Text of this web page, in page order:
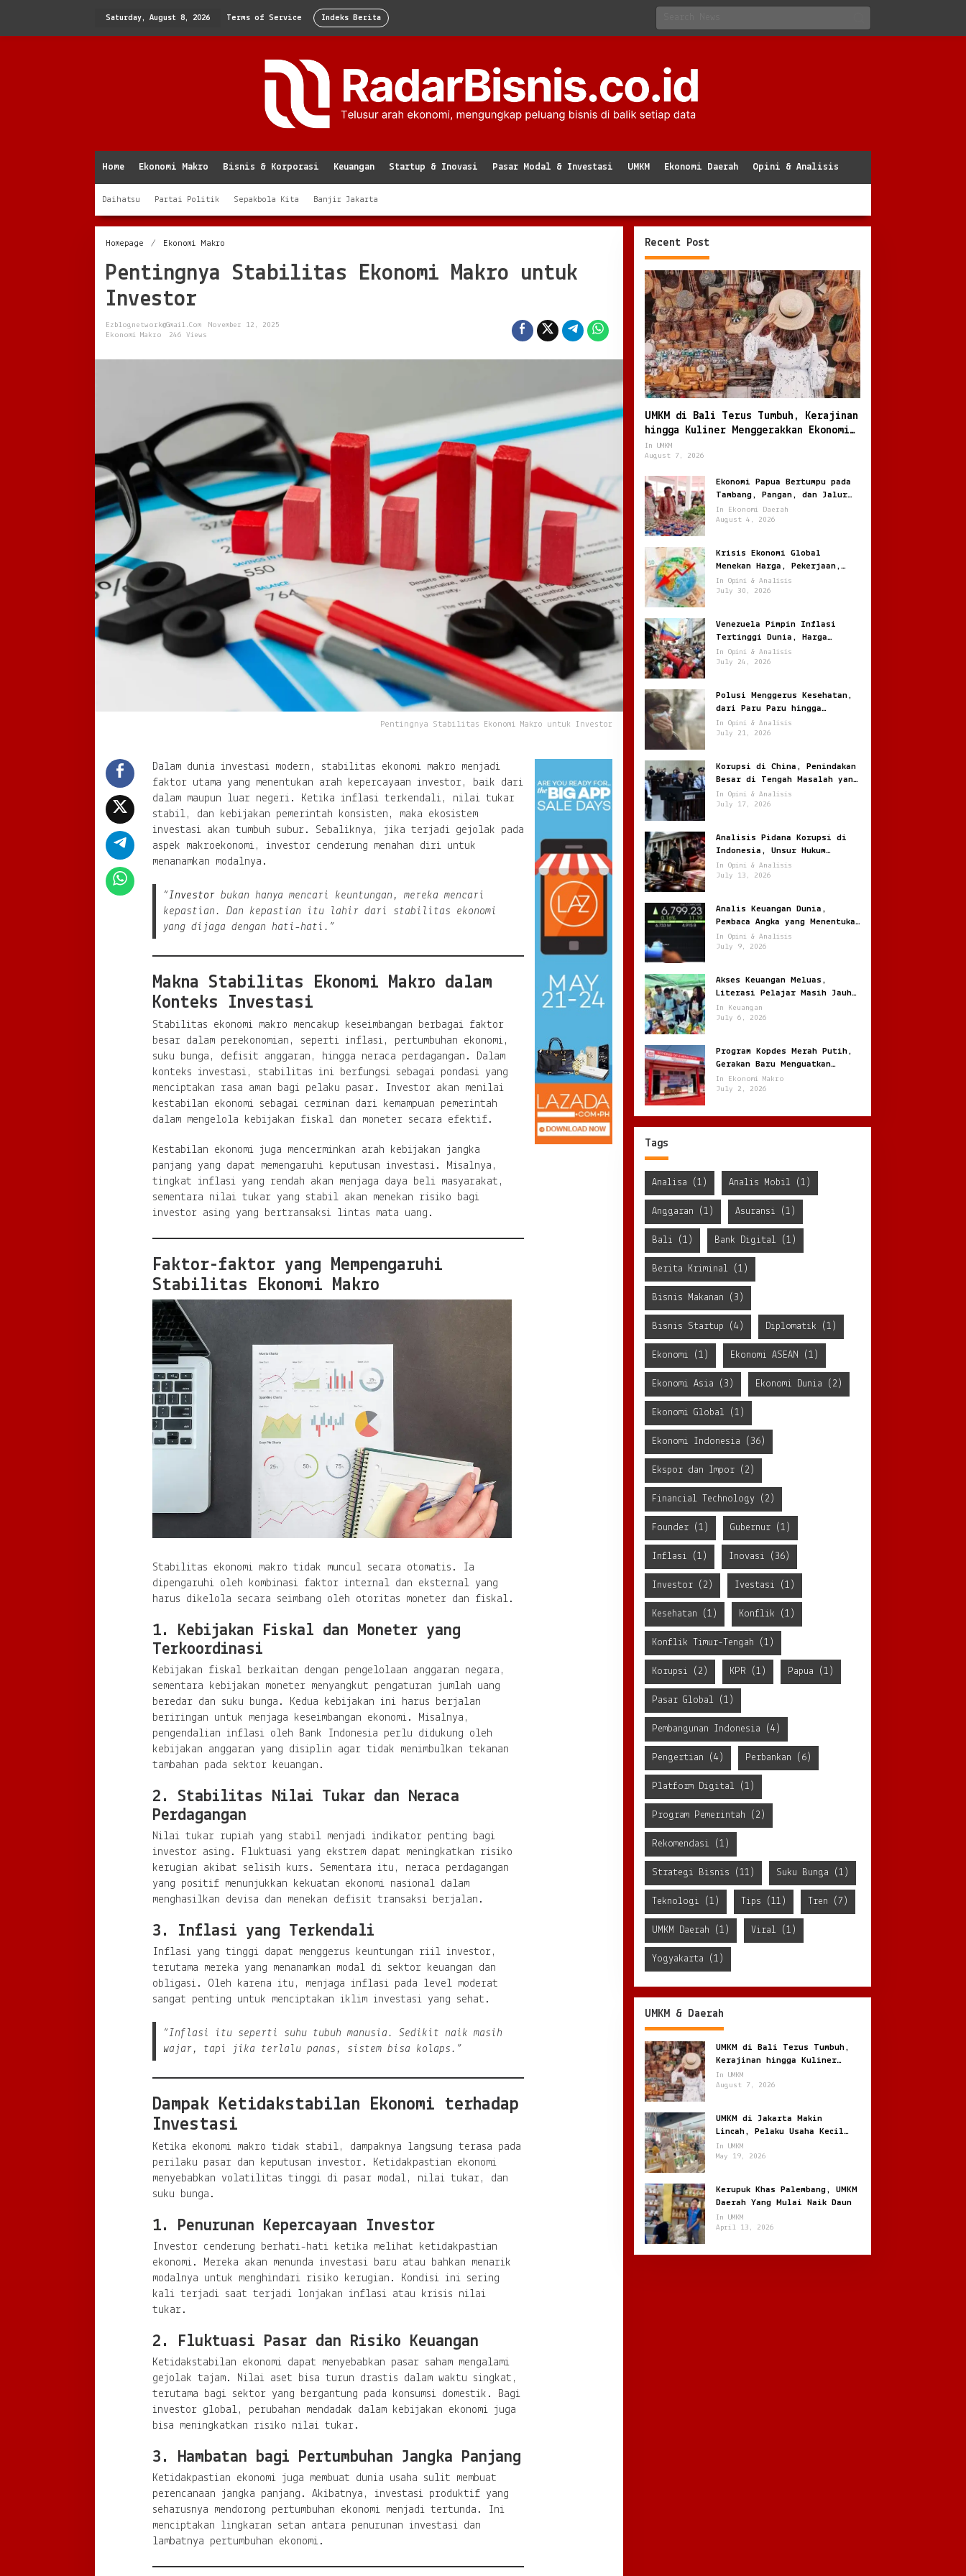
Saturday, August 8, 2026 Terms of Service Indeks Berita
Home Ekonomi Makro Bisnis & Korporasi Keuangan Startup & Inovasi Pasar Modal & Investasi UMKM Ekonomi Daerah Opini & Analisis
Daihatsu Partai Politik Sepakbola Kita Banjir Jakarta
Homepage / Ekonomi Makro
Ekonomi
Makro
Pentingnya Stabilitas Ekonomi Makro untuk
Investor
Ezblognetwork@gmail.com
November 12, 2025
Ekonomi Makro
246 Views
Pentingnya Stabilitas Ekonomi Makro untuk Investor
Dalam dunia investasi modern, stabilitas ekonomi makro menjadi
faktor utama yang menentukan arah kepercayaan investor, baik dari
dalam maupun luar negeri. Ketika inflasi terkendali, nilai tukar
stabil, dan kebijakan pemerintah konsisten, maka ekosistem
investasi akan tumbuh subur. Sebaliknya, jika terjadi gejolak pada
aspek makroekonomi, investor cenderung menahan diri untuk
menanamkan modalnya.
“Investorbukan hanya mencari keuntungan, mereka mencari
kepastian. Dan kepastian itu lahir dari stabilitas ekonomi
yang dijaga dengan hati-hati.”
Makna Stabilitas Ekonomi Makro dalam
Konteks Investasi
Stabilitas ekonomi makro mencakup keseimbangan berbagai faktor
besar dalam perekonomian, seperti inflasi, pertumbuhan ekonomi,
suku bunga, defisit anggaran, hingga neraca perdagangan. Dalam
konteks investasi, stabilitas ini berfungsi sebagai pondasi yang
menciptakan rasa aman bagi pelaku pasar. Investor akan menilai
kestabilan ekonomi sebagai cerminan dari kemampuan pemerintah
dalam mengelola kebijakan fiskal dan moneter secara efektif.
Kestabilan ekonomi juga mencerminkan arah kebijakan jangka
panjang yang dapat memengaruhi keputusan investasi. Misalnya,
tingkat inflasi yang rendah akan menjaga daya beli masyarakat,
sementara nilai tukar yang stabil akan menekan risiko bagi
investor asing yang bertransaksi lintas mata uang.
Faktor-faktor yang Mempengaruhi
Stabilitas Ekonomi Makro
Stabilitas ekonomi makro tidak muncul secara otomatis. Ia
dipengaruhi oleh kombinasi faktor internal dan eksternal yang
harus dikelola secara seimbang oleh otoritas moneter dan fiskal.
1. Kebijakan Fiskal dan Moneter yang
Terkoordinasi
Kebijakan fiskal berkaitan dengan pengelolaan anggaran negara,
sementara kebijakan moneter menyangkut pengaturan jumlah uang
beredar dan suku bunga. Kedua kebijakan ini harus berjalan
beriringan untuk menjaga keseimbangan ekonomi. Misalnya,
pengendalian inflasi oleh Bank Indonesia perlu didukung oleh
kebijakan anggaran yang disiplin agar tidak menimbulkan tekanan
tambahan pada sektor keuangan.
2. Stabilitas Nilai Tukar dan Neraca
Perdagangan
Nilai tukar rupiah yang stabil menjadi indikator penting bagi
investor asing. Fluktuasi yang ekstrem dapat meningkatkan risiko
kerugian akibat selisih kurs. Sementara itu, neraca perdagangan
yang positif menunjukkan kekuatan ekonomi nasional dalam
menghasilkan devisa dan menekan defisit transaksi berjalan.
3. Inflasi yang Terkendali
Inflasi yang tinggi dapat menggerus keuntungan riil investor,
terutama mereka yang menanamkan modal di sektor keuangan dan
obligasi. Oleh karena itu, menjaga inflasi pada level moderat
sangat penting untuk menciptakan iklim investasi yang sehat.
“Inflasi itu seperti suhu tubuh manusia. Sedikit naik masih
wajar, tapi jika terlalu panas, sistem bisa kolaps.”
Dampak Ketidakstabilan Ekonomi terhadap
Investasi
Ketika ekonomi makro tidak stabil, dampaknya langsung terasa pada
perilaku pasar dan keputusan investor. Ketidakpastian ekonomi
menyebabkan volatilitas tinggi di pasar modal, nilai tukar, dan
suku bunga.
1. Penurunan Kepercayaan Investor
Investor cenderung berhati-hati ketika melihat ketidakpastian
ekonomi. Mereka akan menunda investasi baru atau bahkan menarik
modalnya untuk menghindari risiko kerugian. Kondisi ini sering
kali terjadi saat terjadi lonjakan inflasi atau krisis nilai
tukar.
2. Fluktuasi Pasar dan Risiko Keuangan
Ketidakstabilan ekonomi dapat menyebabkan pasar saham mengalami
gejolak tajam. Nilai aset bisa turun drastis dalam waktu singkat,
terutama bagi sektor yang bergantung pada konsumsi domestik. Bagi
investor global, perubahan mendadak dalam kebijakan ekonomi juga
bisa meningkatkan risiko nilai tukar.
3. Hambatan bagi Pertumbuhan Jangka Panjang
Ketidakpastian ekonomi juga membuat dunia usaha sulit membuat
perencanaan jangka panjang. Akibatnya, investasi produktif yang
seharusnya mendorong pertumbuhan ekonomi menjadi tertunda. Ini
menciptakan lingkaran setan antara penurunan investasi dan
lambatnya pertumbuhan ekonomi.
Recent Post
UMKM di Bali Terus Tumbuh, Kerajinan
hingga Kuliner Menggerakkan Ekonomi
Lokal
In UMKM
August 7, 2026
Ekonomi Papua Bertumpu pada
Tambang, Pangan, dan Jalur
Perdagangan Baru
In Ekonomi Daerah
August 4, 2026
Krisis Ekonomi Global
Menekan Harga, Pekerjaan,
dan Daya Beli Masyarakat
In Opini & Analisis
July 30, 2026
Venezuela Pimpin Inflasi
Tertinggi Dunia, Harga
Melonjak Ratusan Persen
In Opini & Analisis
July 24, 2026
Polusi Menggerus Kesehatan,
dari Paru Paru hingga
Jantung
In Opini & Analisis
July 21, 2026
Korupsi di China, Penindakan
Besar di Tengah Masalah yang
Terus Berulang
In Opini & Analisis
July 17, 2026
Analisis Pidana Korupsi di
Indonesia, Unsur Hukum
hingga Pemulihan Aset
In Opini & Analisis
July 13, 2026
Analis Keuangan Dunia,
Pembaca Angka yang Menentukan
Arah Pasar Global
In Opini & Analisis
July 9, 2026
Akses Keuangan Meluas,
Literasi Pelajar Masih Jauh
Tertinggal
In Keuangan
July 6, 2026
Program Kopdes Merah Putih,
Gerakan Baru Menguatkan
Ekonomi Desa dari Akar Rumput
In Ekonomi Makro
July 2, 2026
Tags
Analisa (1) Analis Mobil (1)
Anggaran (1) Asuransi (1)
Bali (1) Bank Digital (1)
Berita Kriminal (1)
Bisnis Makanan (3)
Bisnis Startup (4) Diplomatik (1)
Ekonomi (1) Ekonomi ASEAN (1)
Ekonomi Asia (3) Ekonomi Dunia (2)
Ekonomi Global (1)
Ekonomi Indonesia (36)
Ekspor dan Impor(2)
Financial Technology(2)
Founder(1) Gubernur(1)
Inflasi (1) Inovasi (36)
Investor(2) Ivestasi (1)
Kesehatan (1) Konflik (1)
Konflik Timur-Tengah (1)
Korupsi (2) KPR (1) Papua (1)
Pasar Global (1)
Pembangunan Indonesia (4)
Pengertian (4) Perbankan (6)
Platform Digital (1)
Program Pemerintah (2)
Rekomendasi (1)
Strategi Bisnis (11) Suku Bunga (1)
Teknologi (1) Tips (11) Tren (7)
UMKM Daerah (1) Viral (1)
Yogyakarta (1)
UMKM & Daerah
UMKM di Bali Terus Tumbuh,
Kerajinan hingga Kuliner
Menggerakkan Ekonomi Lokal
In UMKM
August 7, 2026
UMKM di Jakarta Makin
Lincah, Pelaku Usaha Kecil
Berburu Peluang di Kota
Besar
In UMKM
May 19, 2026
Kerupuk Khas Palembang, UMKM
Daerah Yang Mulai Naik Daun
In UMKM
April 13, 2026